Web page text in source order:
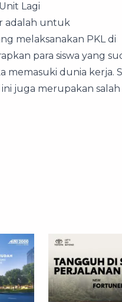
Lagi
adalah untuk
melaksanakan PKL di
para siswa yang
memasuki dunia kerja.
juga merupakan salah